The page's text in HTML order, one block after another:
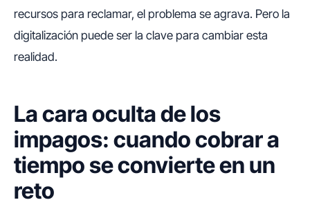
recursos para reclamar, el problema se agrava. Pero la
digitalización puede ser la clave para cambiar esta
realidad.
La cara oculta de los
impagos: cuando cobrar a
tiempo se convierte en un
reto